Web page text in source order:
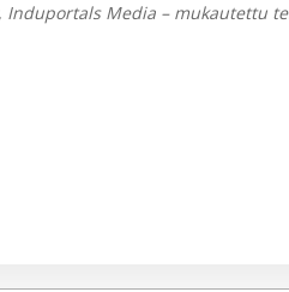
Induportals Media – mukautettu